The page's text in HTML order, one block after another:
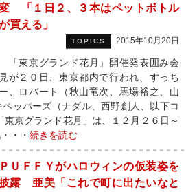
「１日２、３本はペットボトル
買える」
TOPICS 2015年10月20日
「東京グランド花月」開催発表囲み会
見が２０日、東京都内で行われ、すっち
ー、ロバート（秋山竜次、馬場裕之、山
ッパーズ（ナダル、西野創人、以下コ
京グランド花月」は、１２月２６日～
・・ 続きを読む
ＰＵＦＦＹがハロウィンの仮装姿を
露 亜美「これで町に出たいなと